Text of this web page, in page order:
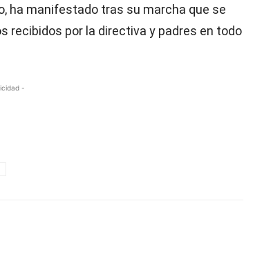
ha manifestado tras su marcha que se
recibidos por la directiva y padres en todo
-